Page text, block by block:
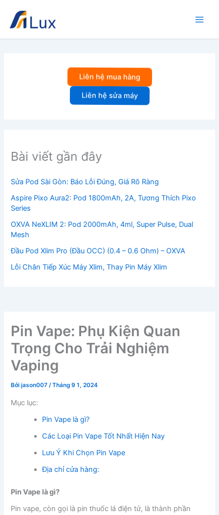
dung
Pin Vape: Phụ Kiện Quan
Trọng Cho Trải Nghiệm
Vaping
Bởijason007/Tháng 9 1, 2024
Mục lục:
Pin Vape là gì?
Các Loại Pin Vape Tốt Nhất Hiện Nay
Lưu Ý Khi Chọn Pin Vape
Địa chỉ cửa hàng:
Pin Vape là gì?
Pin vape, còn gọi là pin thuốc lá điện tử, là thành phần
Liên hệ mua hàng
Liên hệ sửa máy
Bài viết gần đây
Sửa Pod Sài Gòn: Báo Lỗi Đúng, Giá Rõ Ràng
Aspire Pixo Aura2: Pod 1800mAh, 2A, Tương Thích Pixo
Series
OXVA NeXLIM 2: Pod 2000mAh, 4ml, Super Pulse, Dual
Mesh
Đầu Pod Xlim Pro (Đầu OCC) (0.4 – 0.6 Ohm) – OXVA
Lỗi Chân Tiếp Xúc Máy Xlim, Thay Pin Máy Xlim